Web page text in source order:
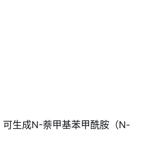
可生成N-萘甲基苯甲酰胺（N-